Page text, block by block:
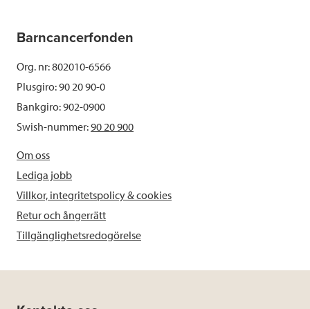
Barncancerfonden
Org. nr: 802010-6566
Plusgiro: 90 20 90-0
Bankgiro: 902-0900
Swish-nummer:90 20 900
Om oss
Lediga jobb
Villkor, integritetspolicy & cookies
Retur och ångerrätt
Tillgänglighetsredogörelse